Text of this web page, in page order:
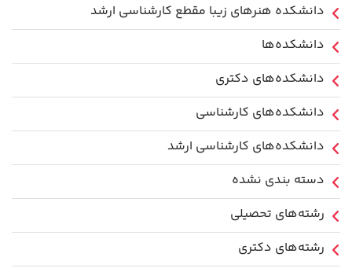
دانشکده هنرهای زیبا مقطع کارشناسی ارشد
دانشکده‌ها
دانشکده‌های دکتری
دانشکده‌های کارشناسی
دانشکده‌های کارشناسی ارشد
دسته بندی نشده
رشته‌های تحصیلی
رشته‌های دکتری